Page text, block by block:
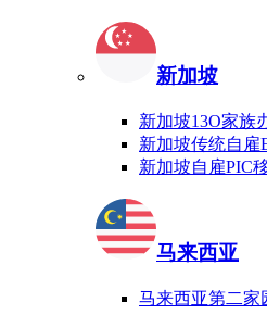
新加坡
新加坡13O家族
新加坡传统自雇
新加坡自雇PIC
马来西亚
马来西亚第二家